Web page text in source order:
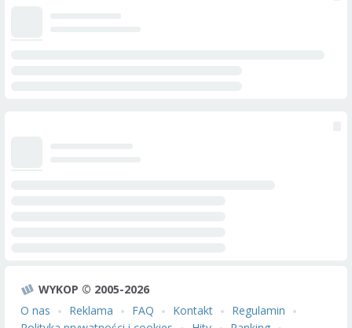
WYKOP © 2005-2026
O nas
Reklama FAQ Kontakt
Regulamin